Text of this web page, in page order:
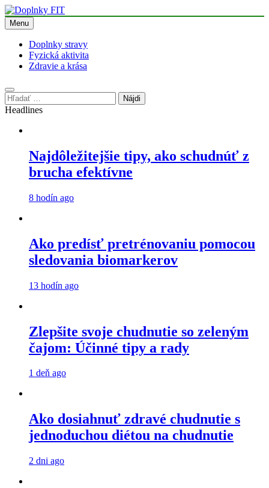
Skip
to
content
Doplnky FIT
Menu
Doplnky stravy
Fyzická aktivita
Zdravie a krása
Hľadať:
Headlines
Najdôležitejšie tipy, ako schudnúť z
brucha efektívne
8 hodín ago
Ako predísť pretrénovaniu pomocou
sledovania biomarkerov
13 hodín ago
Zlepšite svoje chudnutie so zeleným
čajom: Účinné tipy a rady
1 deň ago
Ako dosiahnuť zdravé chudnutie s
jednoduchou diétou na chudnutie
2 dni ago